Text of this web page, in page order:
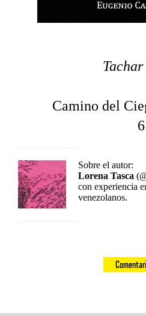
Camino del
Sobre el autor:
Lorena Tasca
con experiencia
venezolanos.